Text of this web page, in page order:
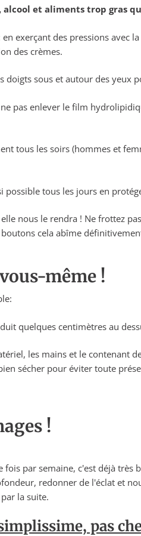
alcool et aliments trop gras
en exerçant des pressions
des crèmes.
doigts sous et autour des yeux
pas enlever le film
tous les soirs (hommes et
possible tous les jours en
nous le rendra ! Ne frottez
cela abîme
même !
quelques centimètres au
les mains et le contenant
sécher pour éviter toute
!
fois par semaine, c'est déjà
redonner de l'éclat et
la suite.
pas